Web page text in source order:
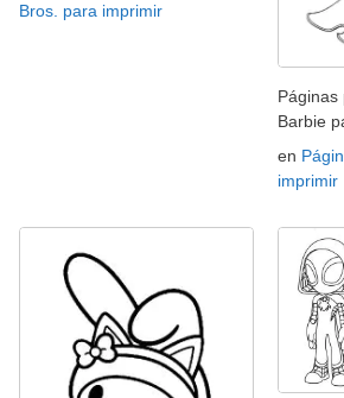
Bros. para imprimir
Páginas
Barbie
en
imprimir